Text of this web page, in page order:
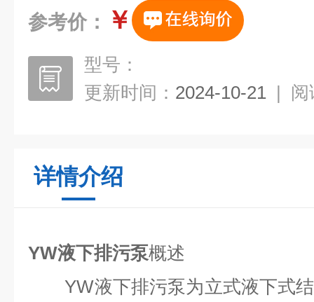
参考价： ￥
型号：
更新时间： 2024-10-21 | 阅
详情介绍
YW液下排污泵概述
YW液下排污泵为立式液下式结